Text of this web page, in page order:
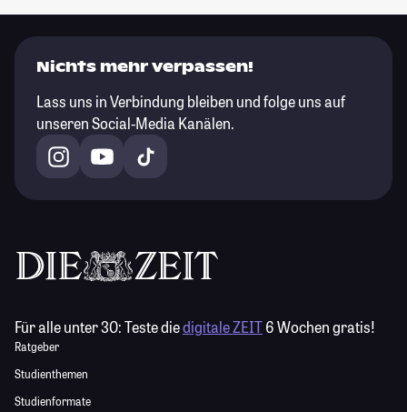
Nichts mehr verpassen!
Lass uns in Verbindung bleiben und folge uns auf
unseren Social-Media Kanälen.
Für alle unter 30:Teste diedigitale ZEIT6 Wochen gratis!
Ratgeber
Studienthemen
Studienformate